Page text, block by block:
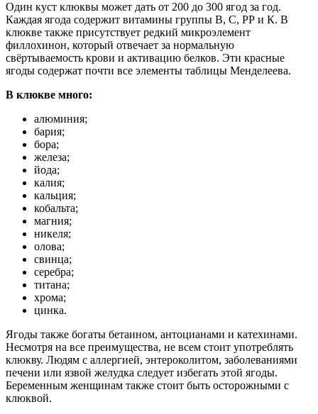
Один куст клюквы может дать от 200 до 300 ягод за год.
Каждая ягода содержит витамины группы В, С, РР и К. В
клюкве также присутствует редкий микроэлемент
филлохинон, который отвечает за нормальную
свёртываемость крови и активацию белков. Эти красные
ягоды содержат почти все элементы таблицы Менделеева.
В клюкве много:
алюминия;
бария;
бора;
железа;
йода;
калия;
кальция;
кобальта;
магния;
никеля;
олова;
свинца;
серебра;
титана;
хрома;
цинка.
Ягоды также богаты бетаином, антоцианами и катехинами.
Несмотря на все преимущества, не всем стоит употреблять
клюкву. Людям с аллергией, энтероколитом, заболеваниями
печени или язвой желудка следует избегать этой ягоды.
Беременным женщинам также стоит быть осторожными с
клюквой.